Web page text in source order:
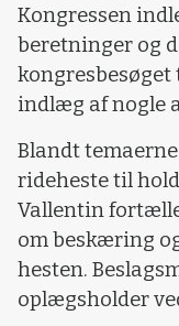
Kongressen
beretninger og
indlæg af nogle
Blandt
rideheste til
Vallentin
om beskæring
hesten.
oplægsholder